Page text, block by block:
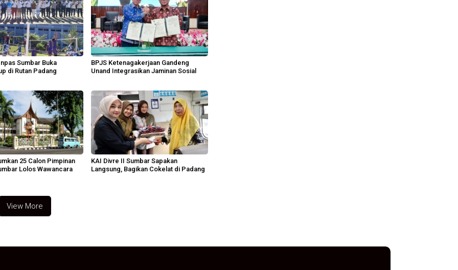
Sumbar Buka
di Rutan Padang
BPJS Ketenagakerjaan Gandeng
Unand Integrasikan Jaminan Sosial
25 Calon Pimpinan
Lolos Wawancara
KAI Divre II Sumbar Sapakan
Langsung, Bagikan Cokelat di Padang
View More